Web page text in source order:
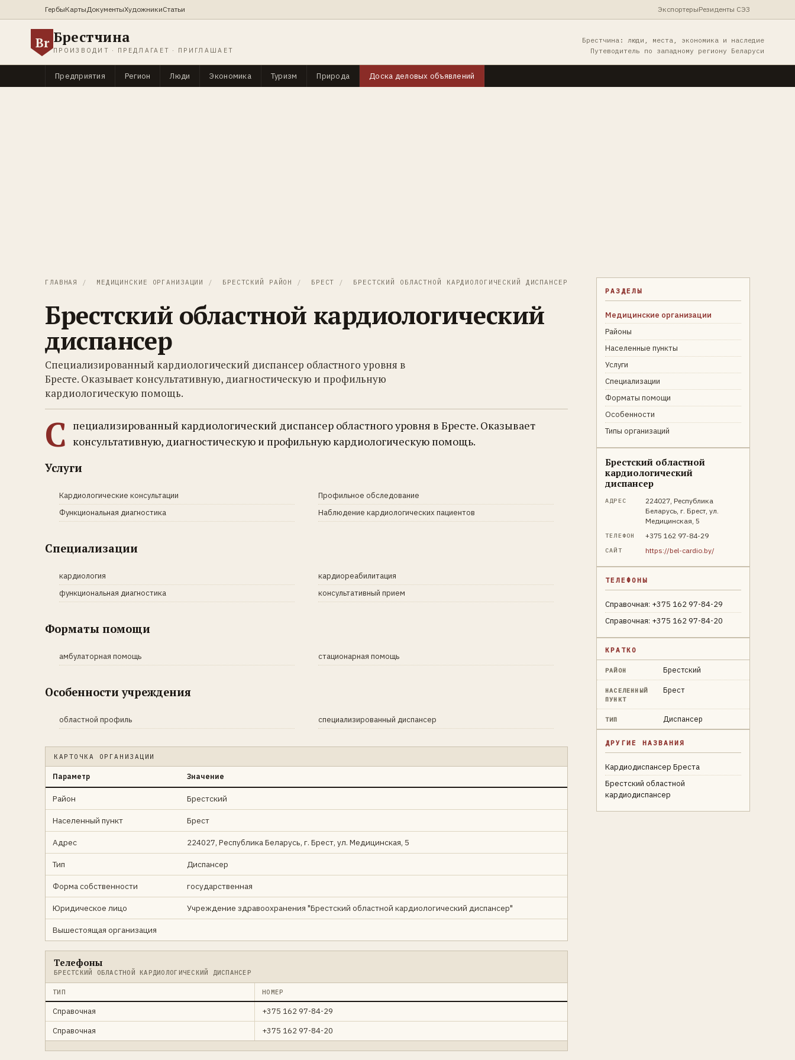
ГербыКартыДокументыХудожникиСтатьи ЭкспортерыРезиденты СЭЗ
Br Брестчина
ПРОИЗВОДИТ · ПРЕДЛАГАЕТ · ПРИГЛАШАЕТ
Брестчина: люди, места, экономика и наследие
Путеводитель по западному региону Беларуси
Предприятия Регион Люди Экономика Туризм Природа Доска деловых объявлений
ГЛАВНАЯ / МЕДИЦИНСКИЕ ОРГАНИЗАЦИИ / БРЕСТСКИЙ РАЙОН / БРЕСТ / БРЕСТСКИЙ ОБЛАСТНОЙ КАРДИОЛОГИЧЕСКИЙ ДИСПАНСЕР
Брестский областной кардиологический
диспансер
Специализированный кардиологический диспансер областного уровня в
Бресте. Оказывает консультативную, диагностическую и профильную
кардиологическую помощь.
С пециализированный кардиологический диспансер областного уровня в Бресте. Оказывает
консультативную, диагностическую и профильную кардиологическую помощь.
Услуги
Кардиологические консультации
Функциональная диагностика
Профильное обследование
Наблюдение кардиологических пациентов
Специализации
кардиология
функциональная диагностика
кардиореабилитация
консультативный прием
Форматы помощи
амбулаторная помощь стационарная помощь
Особенности учреждения
областной профиль специализированный диспансер
КАРТОЧКА ОРГАНИЗАЦИИ
Параметр Значение
Район Брестский
Населенный пункт Брест
Адрес 224027, Республика Беларусь, г. Брест, ул. Медицинская, 5
Тип Диспансер
Форма собственности государственная
Юридическое лицо Учреждение здравоохранения "Брестский областной кардиологический диспансер"
Вышестоящая организация
Телефоны
БРЕСТСКИЙ ОБЛАСТНОЙ КАРДИОЛОГИЧЕСКИЙ ДИСПАНСЕР
ТИП НОМЕР
Справочная
+375 162 97-84-29
Справочная
+375 162 97-84-20
РАЗДЕЛЫ
Медицинские организации
Районы
Населенные пункты
Услуги
Специализации
Форматы помощи
Особенности
Типы организаций
Брестский областной
кардиологический
диспансер
АДРЕС
224027, Республика
Беларусь, г. Брест, ул.
Медицинская, 5
ТЕЛЕФОН +375 162 97-84-29
САЙТ https://bel-cardio.by/
ТЕЛЕФОНЫ
Справочная: +375 162 97-84-29
Справочная: +375 162 97-84-20
КРАТКО
РАЙОН Брестский
НАСЕЛЕННЫЙ
ПУНКТ
Брест
ТИП Диспансер
ДРУГИЕ НАЗВАНИЯ
Кардиодиспансер Бреста
Брестский областной
кардиодиспансер